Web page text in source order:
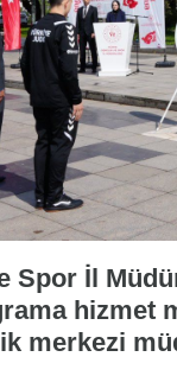
Spor İl
hizmet
merkezi